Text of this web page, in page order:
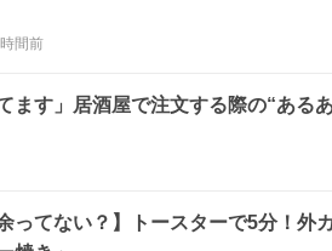
間前
ます」居酒屋で注文する際の“ある
ってない？】トースターで5分！外